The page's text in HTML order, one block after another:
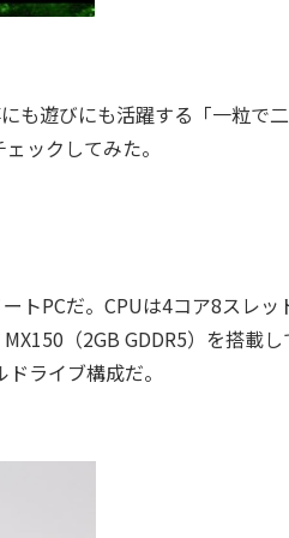
も遊びにも活躍する「一粒で
ックしてみた。
トPCだ。CPUは4コア8スレッ
（2GB GDDR5）を搭載し
ライブ構成だ。